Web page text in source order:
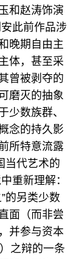
和赵涛饰演
此前作品涉
晚期自由主
体，甚至采
曾被剥夺的
磨灭的抽象
少数族群、
念的持久影
所特意流露
当代艺术的
重新理解：
的另类少数
面（而非尝
并参与资本
之辩的一条